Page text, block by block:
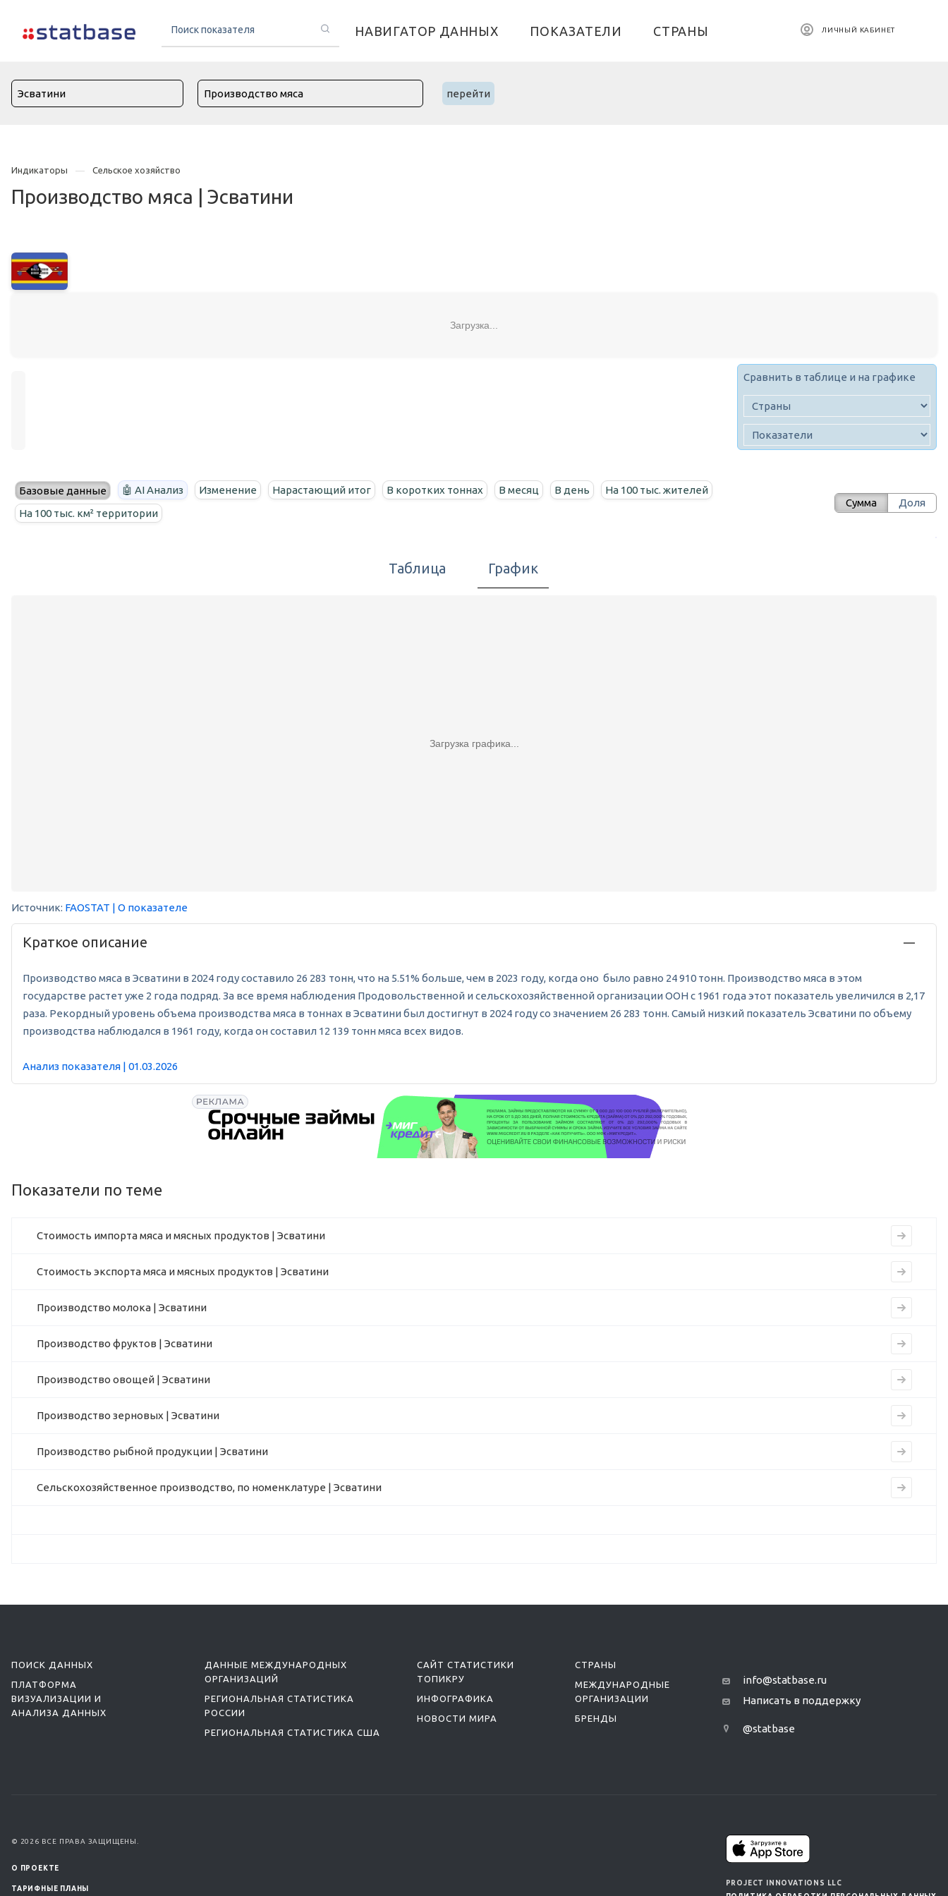
НАВИГАТОР ДАННЫХ ПОКАЗАТЕЛИ СТРАНЫ ЛИЧНЫЙ КАБИНЕТ
перейти
Индикаторы Сельское хозяйство
Производство мяса | Эсватини
Загрузка...
Сравнить в таблице и на графике
Базовые данные 🤖 AI Анализ Изменение Нарастающий итог В коротких тоннах В месяц В день
На 100 тыс. жителей
На 100 тыс. км² территории
Сумма Доля
Таблица График
Загрузка графика...
Источник: FAOSTAT | О показателе
Краткое описание
Производство мяса в Эсватини в 2024 году составило 26 283 тонн, что на 5.51% больше, чем в 2023 году, когда оно было равно 24 910 тонн. Производство мяса в этом
государстве растет уже 2 года подряд. За все время наблюдения Продовольственной и сельскохозяйственной организации ООН с 1961 года этот показатель увеличился в 2,17
раза. Рекордный уровень объема производства мяса в тоннах в Эсватини был достигнут в 2024 году со значением 26 283 тонн. Самый низкий показатель Эсватини по объему
производства наблюдался в 1961 году, когда он составил 12 139 тонн мяса всех видов.
Анализ показателя | 01.03.2026
Показатели по теме
Стоимость импорта мяса и мясных продуктов | Эсватини
Стоимость экспорта мяса и мясных продуктов | Эсватини
Производство молока | Эсватини
Производство фруктов | Эсватини
Производство овощей | Эсватини
Производство зерновых | Эсватини
Производство рыбной продукции | Эсватини
Сельскохозяйственное производство, по номенклатуре | Эсватини
ПОИСК ДАННЫХ
ПЛАТФОРМА
ВИЗУАЛИЗАЦИИ И
АНАЛИЗА ДАННЫХ
ДАННЫЕ МЕЖДУНАРОДНЫХ
ОРГАНИЗАЦИЙ
РЕГИОНАЛЬНАЯ СТАТИСТИКА
РОССИИ
РЕГИОНАЛЬНАЯ СТАТИСТИКА США
САЙТ СТАТИСТИКИ
ТОПИКРУ
ИНФОГРАФИКА
НОВОСТИ МИРА
СТРАНЫ
МЕЖДУНАРОДНЫЕ
ОРГАНИЗАЦИИ
БРЕНДЫ
info@statbase.ru
Написать в поддержку
@statbase
PROJECT INNOVATIONS LLC
© 2026 ВСЕ ПРАВА ЗАЩИЩЕНЫ.
О ПРОЕКТЕ
ТАРИФНЫЕ ПЛАНЫ